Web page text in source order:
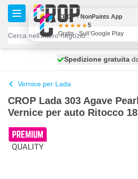
Salta al contenuto
Spedizione gratuita
100 giorni
Vernice per Lada
CROP Lada 303 Agave
Vernice per auto Ritocco
CROP - NonPaints App
5
Gratis - Sull’Google Play